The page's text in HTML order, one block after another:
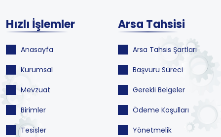
Hızlı İşlemler
Anasayfa
Kurumsal
Mevzuat
Birimler
Tesisler
Arsa Tahsisi
Arsa Tahsis Şartları
Başvuru Süreci
Gerekli Belgeler
Ödeme Koşulları
Yönetmelik